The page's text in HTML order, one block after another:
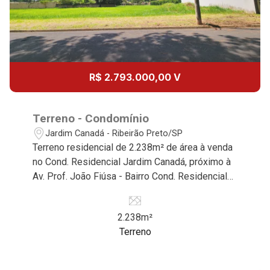
11
Aug/Tue
12
13
Aug/Thu
14
R$ 2.793.000,00 V
Terreno - Condomínio
Jardim Canadá - Ribeirão Preto/SP
Terreno residencial de 2.238m² de área à venda
no Cond. Residencial Jardim Canadá, próximo à
Av. Prof. João Fiúsa - Bairro Cond. Residencial
características deste imóvel que a Martinelli
Imobiliária selecionou para você: - 2.238m² de
área terreno - Plano - Condomínio fechado -
2.238m²
Terreno